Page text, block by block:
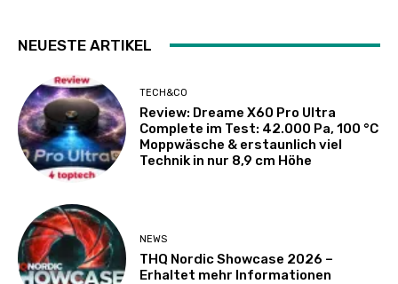
NEUESTE ARTIKEL
TECH&CO
Review: Dreame X60 Pro Ultra
Complete im Test: 42.000 Pa, 100 °C
Moppwäsche & erstaunlich viel
Technik in nur 8,9 cm Höhe
NEWS
THQ Nordic Showcase 2026 –
Erhaltet mehr Informationen